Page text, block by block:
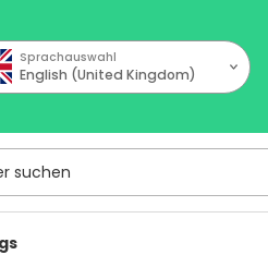
Sprachauswahl
English (United Kingdom)